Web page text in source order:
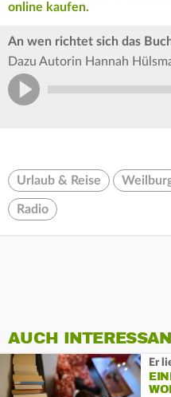
online kaufen.
An wen richtet sich das
Dazu Autorin Hannah
Urlaub & Reise
Radio
AUCH
Er